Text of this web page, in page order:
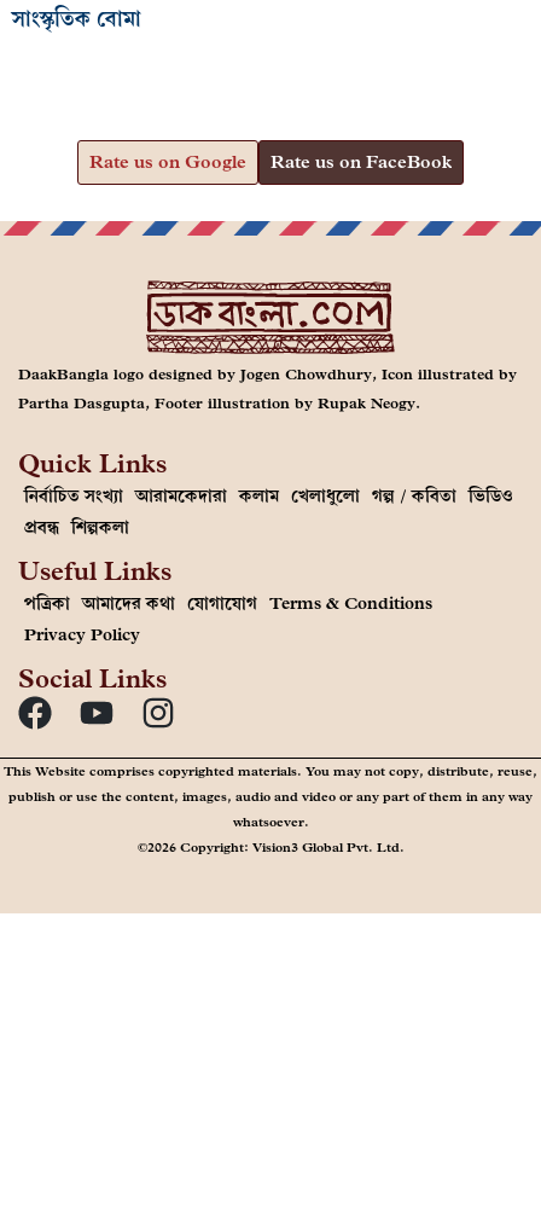
সাংস্কৃতিক বোমা
Rate us on Google Rate us on FaceBook
DaakBangla logo designed by Jogen Chowdhury, Icon illustrated by
Partha Dasgupta, Footer illustration by Rupak Neogy.
Quick Links
নির্বাচিত সংখ্যা আরামকেদারা কলাম খেলাধুলো গল্প / কবিতা ভিডিও
প্রবন্ধ শিল্পকলা
Useful Links
পত্রিকা আমাদের কথা যোগাযোগ Terms & Conditions
Privacy Policy
Social Links
This Website comprises copyrighted materials. You may not copy, distribute, reuse,
publish or use the content, images, audio and video or any part of them in any way
whatsoever.
©2026 Copyright: Vision3 Global Pvt. Ltd.